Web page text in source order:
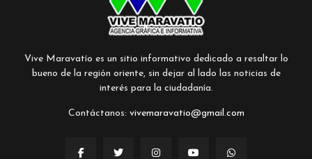
Vive Maravatío es un sitio informativo dedicado a resaltar lo
bueno de la región oriente, sin dejar al lado las noticias de
interés para la ciudadanía.
Contáctanos: vivemaravatio@gmail.com